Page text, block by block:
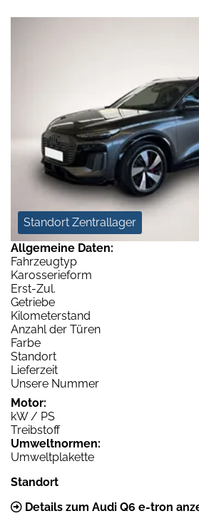
Standort Zentrallager
Allgemeine Daten:
Fahrzeugtyp
Karosserieform
Erst-Zul.
Getriebe
Kilometerstand
Anzahl der Türen
Farbe
Standort
Lieferzeit
Unsere Nummer
Motor:
kW / PS
Treibstoff
Umweltnormen:
Umweltplakette
Standort
Details zum Audi Q6 e-tron